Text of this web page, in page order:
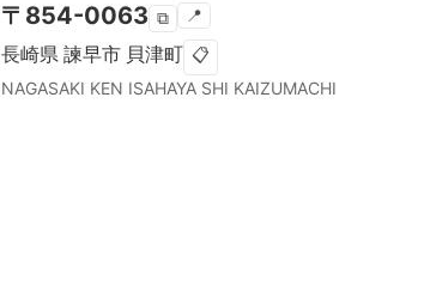
〒 854-0063 ⧉ 📍
長崎県 諫早市 貝津町 📋
NAGASAKI KEN ISAHAYA SHI KAIZUMACHI